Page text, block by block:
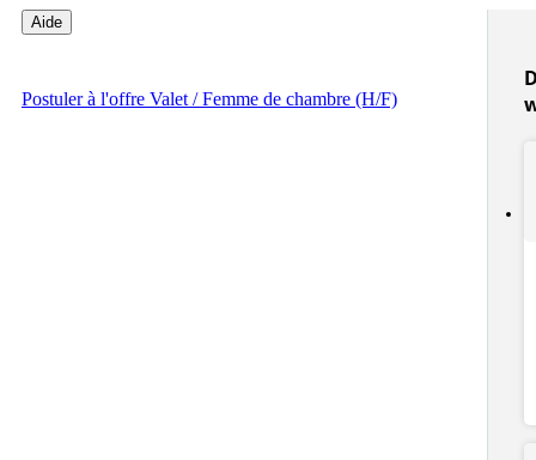
Aide
Postulerà l'offre Valet / Femme de chambre (H/F)